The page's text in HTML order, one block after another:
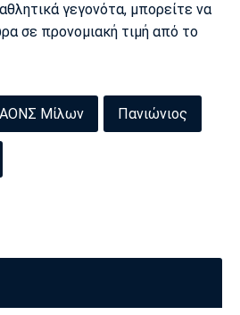
γεγονότα, μπορείτε να
σε προνομιακή τιμή από το
ΑΟΝΣ Μίλων Πανιώνιος